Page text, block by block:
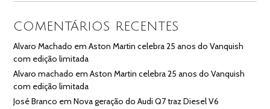
COMENTÁRIOS RECENTES
Alvaro Machado emAston Martin celebra 25 anos do Vanquish
com edição limitada
Alvaro machado emAston Martin celebra 25 anos do Vanquish
com edição limitada
José Branco emNova geração do Audi Q7 traz Diesel V6